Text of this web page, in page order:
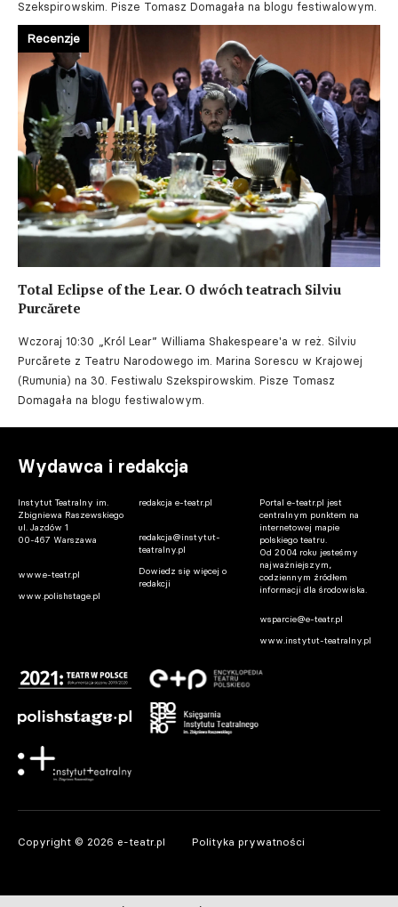
Szekspirowskim. Pisze Tomasz Domagała na blogu festiwalowym.
Total Eclipse of the Lear. O dwóch teatrach Silviu
Purcărete
Wczoraj 10:30
„Król Lear” Williama Shakespeare'a w reż. Silviu
Purcărete z Teatru Narodowego im. Marina Sorescu w Krajowej
(Rumunia) na 30. Festiwalu Szekspirowskim. Pisze Tomasz
Domagała na blogu festiwalowym.
Recenzje
Wydawca i redakcja
Instytut Teatralny im.
Zbigniewa Raszewskiego
ul. Jazdów 1
00-467 Warszawa
www.e-teatr.pl
www.polishstage.pl
redakcja e-teatr.pl
redakcja@instytut-
teatralny.pl
Dowiedz się więcej o
redakcji
Portal e-teatr.pl jest
centralnym punktem na
internetowej mapie
polskiego teatru.
Od 2004 roku jesteśmy
najważniejszym,
codziennym źródłem
informacji dla środowiska.
wsparcie@e-teatr.pl
www.instytut-teatralny.pl
Copyright © 2026 e-teatr.pl Polityka prywatności